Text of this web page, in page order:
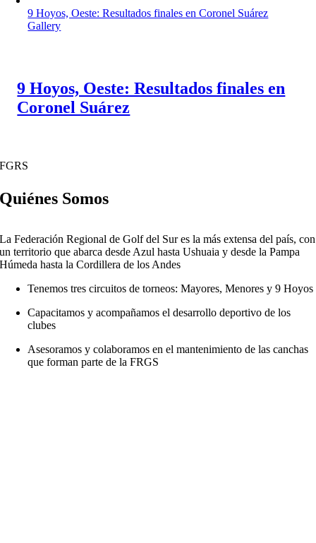
9 Hoyos, Oeste: Resultados finales en Coronel Suárez
Gallery
9 Hoyos, Oeste: Resultados finales en
Coronel Suárez
FGRS
Quiénes Somos
La Federación Regional de Golf del Sur es la más extensa del país, con
un territorio que abarca desde Azul hasta Ushuaia y desde la Pampa
Húmeda hasta la Cordillera de los Andes
Tenemos tres circuitos de torneos: Mayores, Menores y 9 Hoyos
Capacitamos y acompañamos el desarrollo deportivo de los
clubes
Asesoramos y colaboramos en el mantenimiento de las canchas
que forman parte de la FRGS